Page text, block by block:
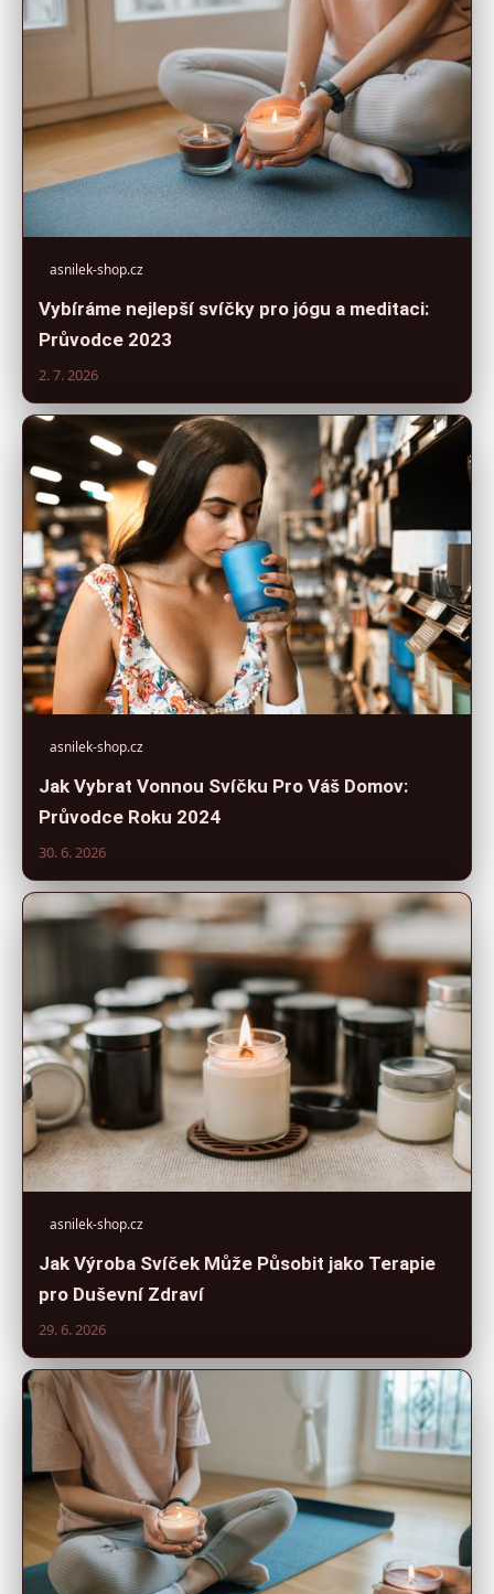
asnilek-shop.cz
Vybíráme nejlepší svíčky pro jógu a meditaci:
Průvodce 2023
2. 7. 2026
asnilek-shop.cz
Jak Vybrat Vonnou Svíčku Pro Váš Domov:
Průvodce Roku 2024
30. 6. 2026
asnilek-shop.cz
Jak Výroba Svíček Může Působit jako Terapie
pro Duševní Zdraví
29. 6. 2026